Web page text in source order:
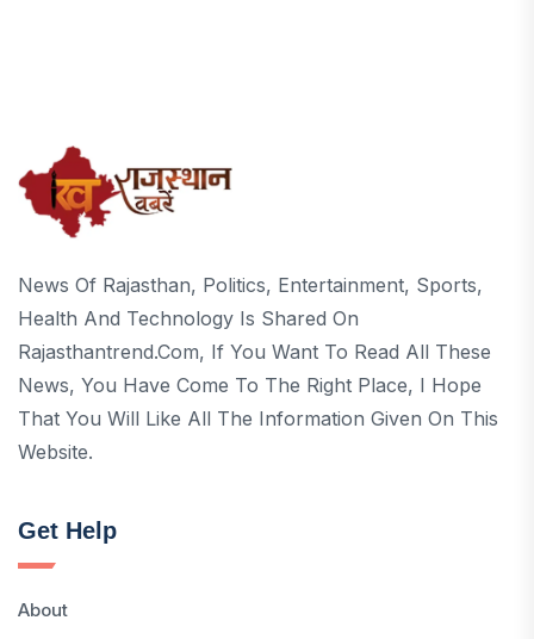
News Of Rajasthan, Politics, Entertainment, Sports,
Health And Technology Is Shared On
Rajasthantrend.com, If You Want To Read All These
News, You Have Come To The Right Place, I Hope
That You Will Like All The Information Given On This
Website.
Get Help
About